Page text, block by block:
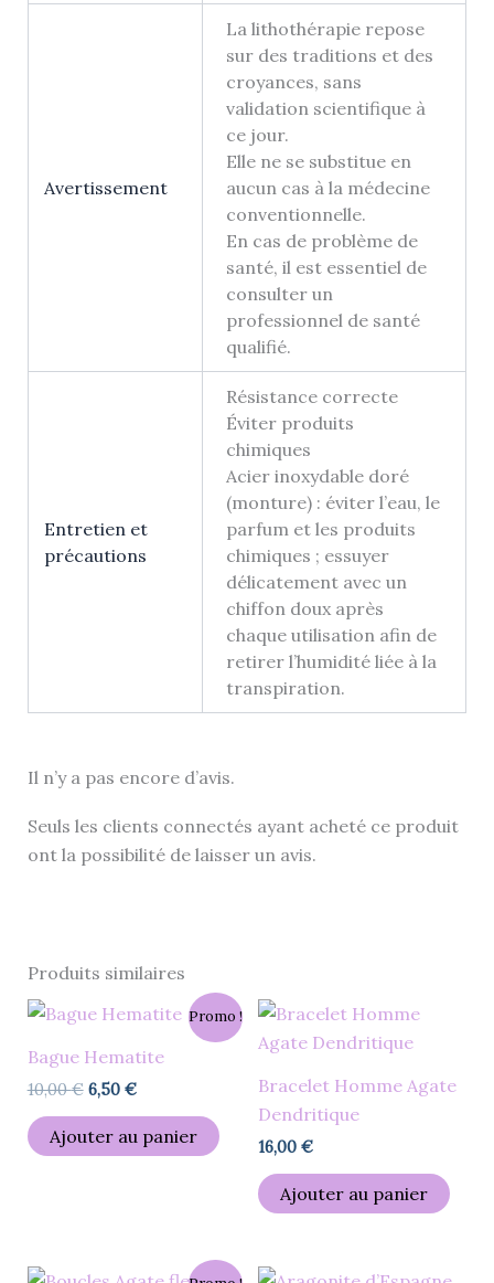
Avertissement
La lithothérapie repose
sur des traditions et des
croyances, sans
validation scientifique à
ce jour.
Elle ne se substitue en
aucun cas à la médecine
conventionnelle.
En cas de problème de
santé, il est essentiel de
consulter un
professionnel de santé
qualifié.
Entretien et
précautions
Résistance correcte
Éviter produits
chimiques
Acier inoxydable doré
(monture) : éviter l’eau, le
parfum et les produits
chimiques ; essuyer
délicatement avec un
chiffon doux après
chaque utilisation afin de
retirer l’humidité liée à la
transpiration.
Il n’y a pas encore d’avis.
Seuls les clients connectés ayant acheté ce produit
ont la possibilité de laisser un avis.
Produits similaires
Promo !
Bague Hematite
10,00€
Le
initial
était :
10,00 €.
6,50 €
Le
actuel
est :
6,50 €.
Ajouter au panier
Bracelet Homme Agate
Dendritique
16,00 €
Ajouter au panier
Le
Le